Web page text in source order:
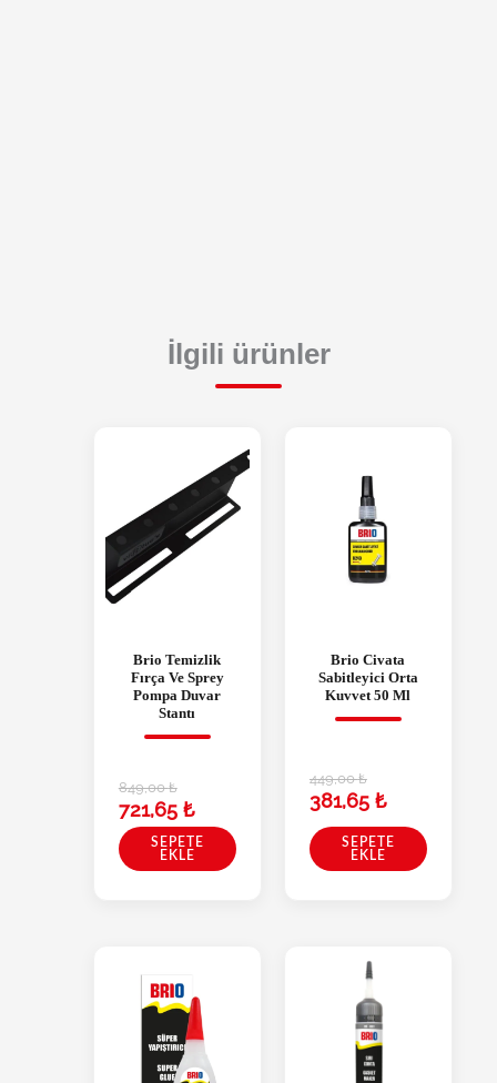
İlgili ürünler
Brio Temizlik
Fırça Ve Sprey
Pompa Duvar
Stantı
849,00₺
721,65 ₺
SEPETE
EKLE
Brio Civata
Sabitleyici Orta
Kuvvet 50 Ml
449,00₺
381,65 ₺
SEPETE
EKLE